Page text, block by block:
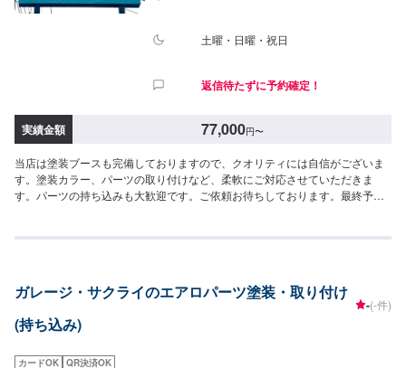
土曜・日曜・祝日
返信待たずに予約確定！
実績金額 77,000円〜
当店は塗装ブースも完備しておりますので、クオリティには自信がございま
す。塗装カラー、パーツの取り付けなど、柔軟にご対応させていただきま
す。パーツの持ち込みも大歓迎です。ご依頼お待ちしております。最終予約
ガレージ・サクライのエアロパーツ塗装・取り付け
(持ち込み)
-(-件)
カードOK QR決済OK